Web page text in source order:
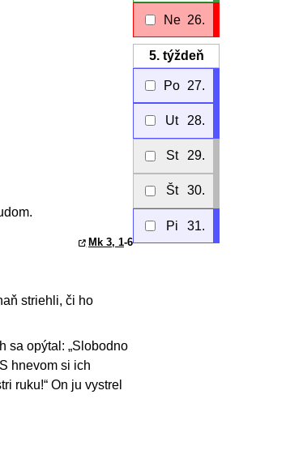
Mk 3, 1-6
striehli, či ho
sa opýtal: „Slobodno
hnevom si ich
ruku!“ On ju vystrel
Ne 26.
5.týždeň
Po 27.
Ut 28.
St 29.
Št 30.
Pi 31.